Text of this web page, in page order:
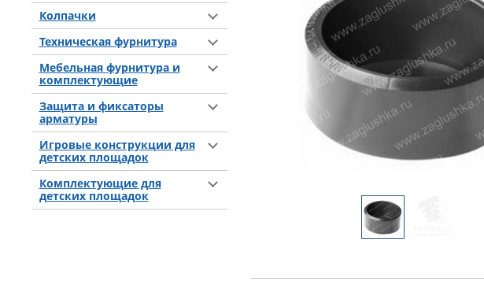
Колпачки
Техническая фурнитура
Мебельная фурнитура и
комплектующие
Защита и фиксаторы
арматуры
Игровые конструкции для
детских площадок
Комплектующие для
детских площадок